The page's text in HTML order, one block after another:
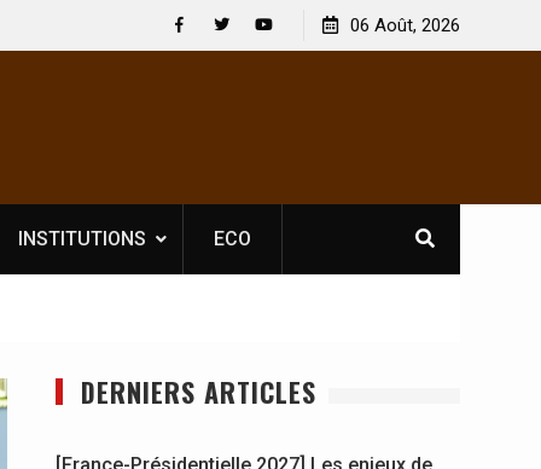
se
[France-Présidentielle 2027] Les enjeux de
souveraineté démocratique sévèrement touchés ?
06 Août, 2026
INSTITUTIONS ECO
DERNIERS ARTICLES